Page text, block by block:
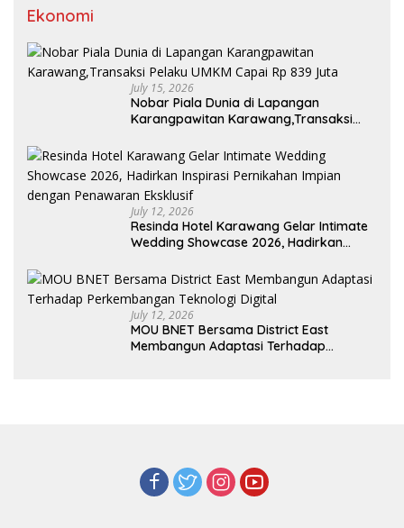
Ekonomi
July 15, 2026
Nobar Piala Dunia di Lapangan
Karangpawitan Karawang,Transaksi
July 12, 2026
Resinda Hotel Karawang Gelar Intimate
Wedding Showcase 2026, Hadirkan
Penawaran Eksklusif
July 12, 2026
MOU BNET Bersama District East
Membangun Adaptasi Terhadap